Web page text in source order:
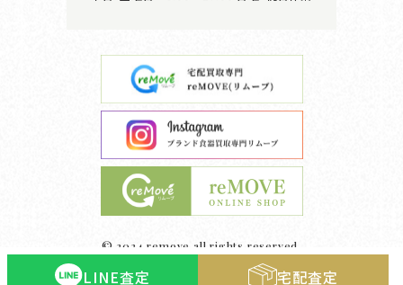
LINE査定 宅配査定
© 2024 remove all rights reserved.